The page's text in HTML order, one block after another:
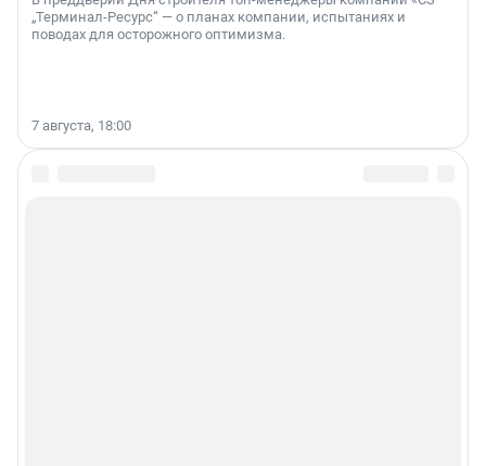
„Терминал-Ресурс“ — о планах компании, испытаниях и
поводах для осторожного оптимизма.
7 августа, 18:00